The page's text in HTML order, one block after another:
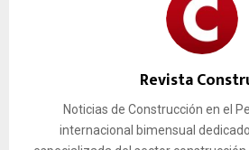
Revista
Noticias de Construcción en el
internacional bimensual